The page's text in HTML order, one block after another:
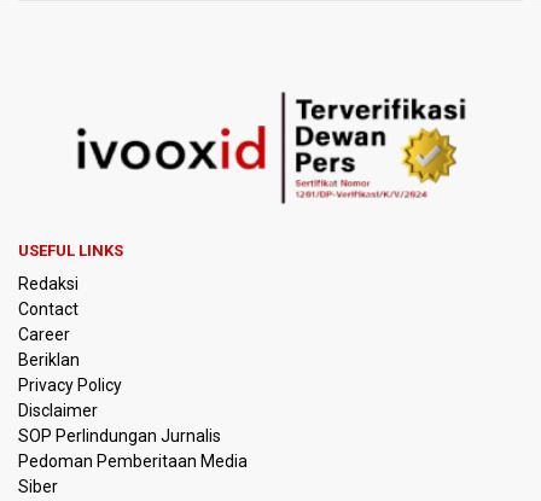
Pakar: Pengungkapan TPPU Eks Jampidsus Febrie
Adriansyah Harus Buktikan Pidana Asal
Tim 9 Kejagung Periksa Febrie Adransayah sebagai
Tersangka dan Saksi Terkait Kasus TPPU
Nasional
Kemarau Panjang, BNPB Minta Kalbar Tinjau Perda Bakar
Lahan
Sekolah Rakyat Tahun 2027
USEFUL LINKS
Redaksi
Contact
Career
Beriklan
Privacy Policy
Disclaimer
SOP Perlindungan Jurnalis
Pedoman Pemberitaan Media
Siber